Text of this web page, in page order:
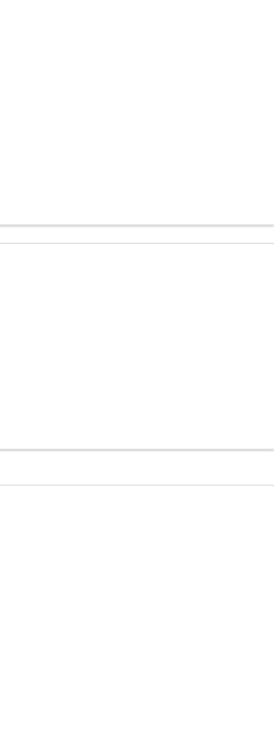
sous le numéro 840 152 805